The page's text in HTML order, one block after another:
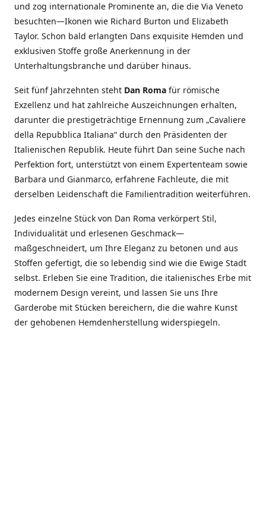
und zog internationale Prominente an, die die Via Veneto
besuchten—Ikonen wie Richard Burton und Elizabeth
Taylor. Schon bald erlangten Dans exquisite Hemden und
exklusiven Stoffe große Anerkennung in der
Unterhaltungsbranche und darüber hinaus.
Seit fünf Jahrzehnten steht Dan Roma für römische
Exzellenz und hat zahlreiche Auszeichnungen erhalten,
darunter die prestigeträchtige Ernennung zum „Cavaliere
della Repubblica Italiana“ durch den Präsidenten der
Italienischen Republik. Heute führt Dan seine Suche nach
Perfektion fort, unterstützt von einem Expertenteam sowie
Barbara und Gianmarco, erfahrene Fachleute, die mit
derselben Leidenschaft die Familientradition weiterführen.
Jedes einzelne Stück von Dan Roma verkörpert Stil,
Individualität und erlesenen Geschmack—
maßgeschneidert, um Ihre Eleganz zu betonen und aus
Stoffen gefertigt, die so lebendig sind wie die Ewige Stadt
selbst. Erleben Sie eine Tradition, die italienisches Erbe mit
modernem Design vereint, und lassen Sie uns Ihre
Garderobe mit Stücken bereichern, die die wahre Kunst
der gehobenen Hemdenherstellung widerspiegeln.